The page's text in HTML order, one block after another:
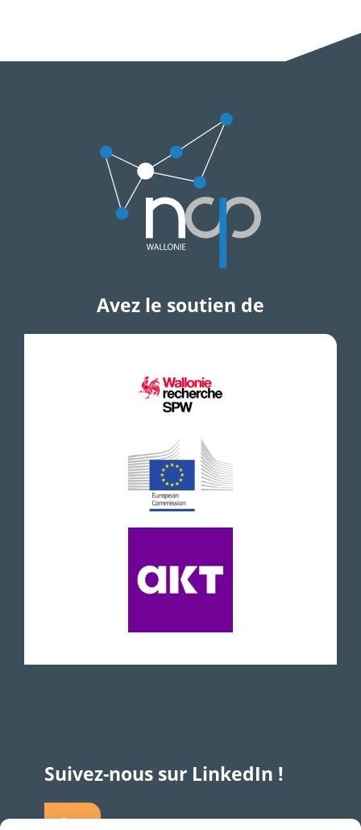
Avez le soutien de
Suivez-nous sur LinkedIn !